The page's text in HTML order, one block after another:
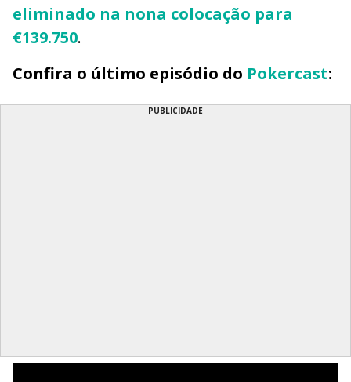
eliminado na nona colocação para
€139.750.
Confira o último episódio do Pokercast:
PUBLICIDADE